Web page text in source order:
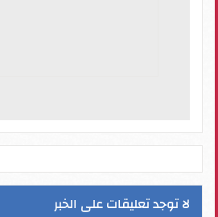
لا توجد تعليقات على الخبر